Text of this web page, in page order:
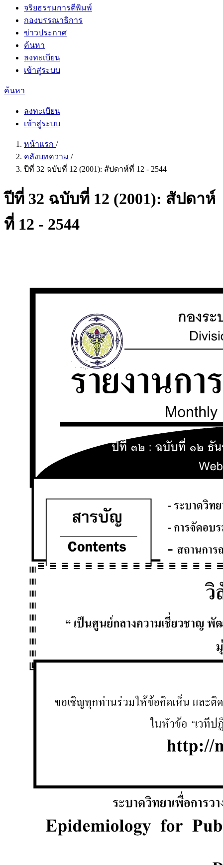
จริยธรรมการตีพิมพ์
กองบรรณาธิการ
ข่าวประกาศ
ค้นหา
ลงทะเบียน
เข้าสู่ระบบ
ค้นหา
ลงทะเบียน
เข้าสู่ระบบ
หน้าแรก /
คลังบทความ /
ปีที่ 32 ฉบับที่ 12 (2001): สัปดาห์ที่ 12 - 2544
ปีที่ 32 ฉบับที่ 12 (2001): สัปดาห์
ที่ 12 - 2544